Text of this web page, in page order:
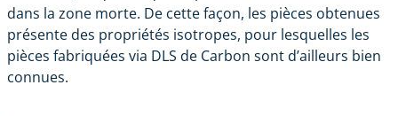
dans la zone morte. De cette façon, les pièces obtenues
présente des propriétés isotropes, pour lesquelles les
pièces fabriquées via DLS de Carbon sont d’ailleurs bien
connues.